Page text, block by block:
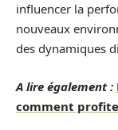
influencer la
nouveaux
des dynamiques
A lire également :
comment